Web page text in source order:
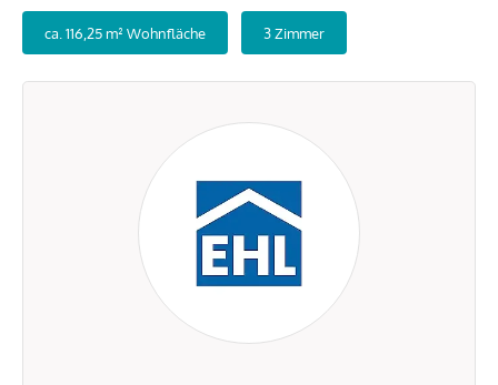
ca. 116,25 m² Wohnfläche 3 Zimmer